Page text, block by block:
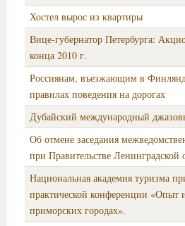
Хостел вырос из квартиры
Вице-губернатор Петербурга:
конца 2010 г.
Россиянам, въезжающим в
правилах поведения на дорогах
Дубайский международный
Об отмене заседания
при Правительстве Ленинградской
Национальная академия туризма
практической конференции «Опыт
приморских городах».